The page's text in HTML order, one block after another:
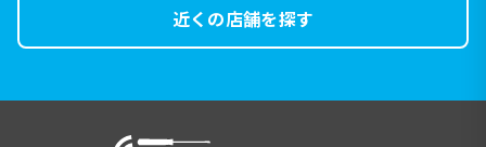
近くの店舗を探す